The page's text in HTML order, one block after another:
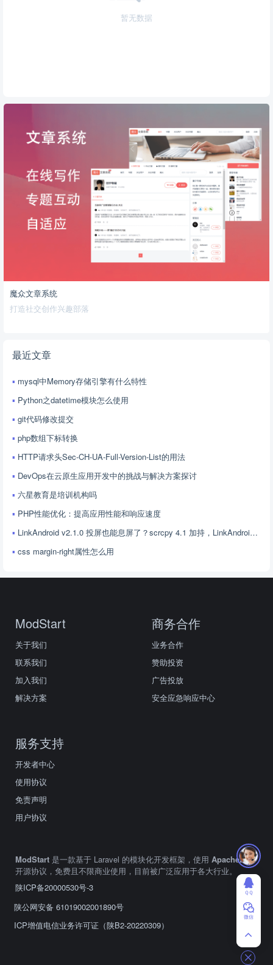
暂无数据
魔众文章系统
打造社交创作兴趣部落
最近文章
mysql中Memory存储引擎有什么特性
Python之datetime模块怎么使用
git代码修改提交
php数组下标转换
HTTP请求头Sec-CH-UA-Full-Version-List的用法
DevOps在云原生应用开发中的挑战与解决方案探讨
六星教育是培训机构吗
PHP性能优化：提高应用性能和响应速度
LinkAndroid v2.1.0 投屏也能息屏了？scrcpy 4.1 加持，LinkAndroid 让屏幕控制更随心
css margin-right属性怎么用
ModStart
关于我们
联系我们
加入我们
解决方案
商务合作
业务合作
赞助投资
广告投放
安全应急响应中心
服务支持
开发者中心
使用协议
免责声明
用户协议
ModStart 是一款基于 Laravel 的模块化开发框架，使用 Apache2.0
开源协议，免费且不限商业使用，目前被广泛应用于各大行业。
陕ICP备20000530号-3
陕公网安备 61019002001890号
ICP增值电信业务许可证（陕B2-20220309）
ＱＱ
微信